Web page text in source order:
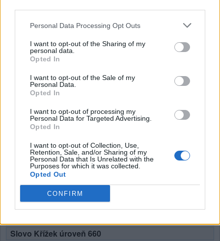
Personal Data Processing Opt Outs
I want to opt-out of the Sharing of my
personal data.
Opted In
I want to opt-out of the Sale of my
Personal Data.
Opted In
I want to opt-out of processing my
Personal Data for Targeted Advertising.
Opted In
I want to opt-out of Collection, Use,
Retention, Sale, and/or Sharing of my
Personal Data that Is Unrelated with the
Purposes for which it was collected.
Opted Out
CONFIRM
( hlasů, průměr:
Stažení Slovo Křížek
Zde můžete vyhledat odpověď podle čísla úrovně, ale
doporučujeme použít vyhledávání podle písmen.
Vyberte si svou úroveň:
Slovo Křížek úroveň 655
Slovo Křížek úroveň 656
Slovo Křížek úroveň 657
Slovo Křížek úroveň 658
Slovo Křížek úroveň 660